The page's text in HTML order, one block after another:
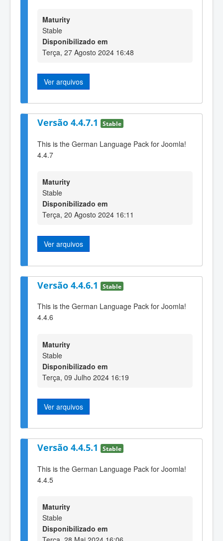
Maturity
Stable
Disponibilizado em
Terça, 27 Agosto 2024 16:48
Ver arquivos
Versão 4.4.7.1 Stable
This is the German Language Pack for Joomla!
4.4.7
Maturity
Stable
Disponibilizado em
Terça, 20 Agosto 2024 16:11
Ver arquivos
Versão 4.4.6.1 Stable
This is the German Language Pack for Joomla!
4.4.6
Maturity
Stable
Disponibilizado em
Terça, 09 Julho 2024 16:19
Ver arquivos
Versão 4.4.5.1 Stable
This is the German Language Pack for Joomla!
4.4.5
Maturity
Stable
Disponibilizado em